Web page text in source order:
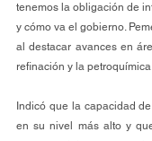
tenemos la obligación de
y cómo va el gobierno.
al destacar avances en
refinación y la
Indicó que la capacidad
en su nivel más alto y